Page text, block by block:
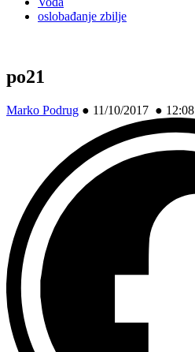
oslobađanje zbilje
po21
Marko Podrug ● 11/10/2017 ● 12:08